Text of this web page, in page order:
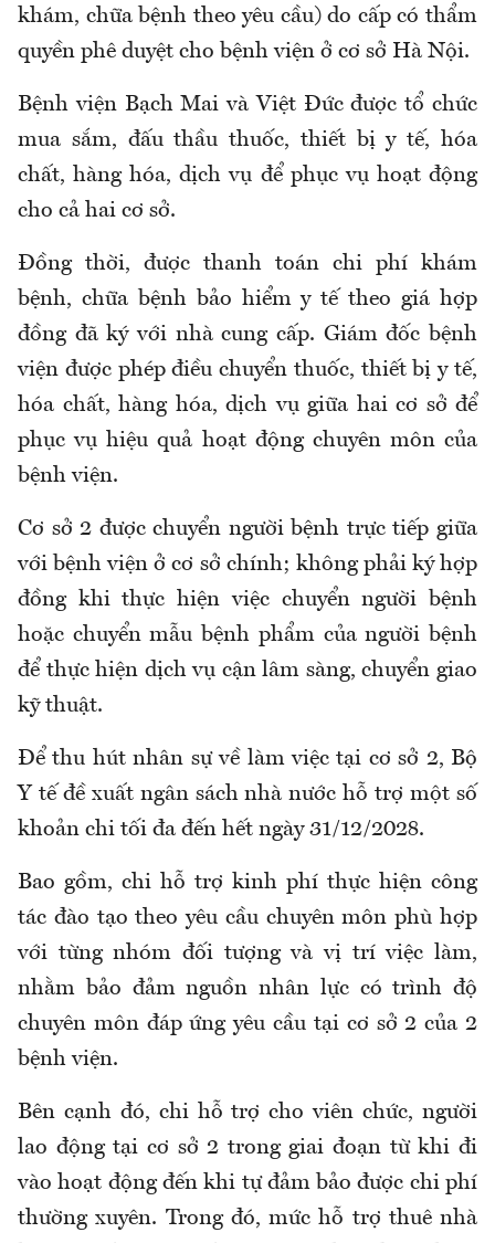
khám, chữa bệnh theo yêu cầu) do cấp có thẩm
quyền phê duyệt cho bệnh viện ở cơ sở Hà Nội.
Bệnh viện Bạch Mai và Việt Đức được tổ chức
mua sắm, đấu thầu thuốc, thiết bị y tế, hóa
chất, hàng hóa, dịch vụ để phục vụ hoạt động
cho cả hai cơ sở.
Đồng thời, được thanh toán chi phí khám
bệnh, chữa bệnh bảo hiểm y tế theo giá hợp
đồng đã ký với nhà cung cấp. Giám đốc bệnh
viện được phép điều chuyển thuốc, thiết bị y tế,
hóa chất, hàng hóa, dịch vụ giữa hai cơ sở để
phục vụ hiệu quả hoạt động chuyên môn của
bệnh viện.
Cơ sở 2 được chuyển người bệnh trực tiếp giữa
với bệnh viện ở cơ sở chính; không phải ký hợp
đồng khi thực hiện việc chuyển người bệnh
hoặc chuyển mẫu bệnh phẩm của người bệnh
để thực hiện dịch vụ cận lâm sàng, chuyển giao
kỹ thuật.
Để thu hút nhân sự về làm việc tại cơ sở 2, Bộ
Y tế đề xuất ngân sách nhà nước hỗtrợ một số
khoản chi tối đa đến hết ngày 31/12/2028.
Bao gồm, chi hỗ trợ kinh phí thực hiện công
tác đào tạo theo yêu cầu chuyên môn phù hợp
với từng nhóm đối tượng và vị trí việc làm,
nhằm bảo đảm nguồn nhân lực có trình độ
chuyên môn đáp ứng yêu cầu tại cơ sở 2của 2
bệnh viện.
Bên cạnh đó, chi hỗ trợ cho viên chức, người
lao động tại cơ sở 2 trong giai đoạn từ khi đi
vào hoạt động đến khi tự đảm bảo được chi phí
thường xuyên. Trong đó, mức hỗ trợ thuê nhà